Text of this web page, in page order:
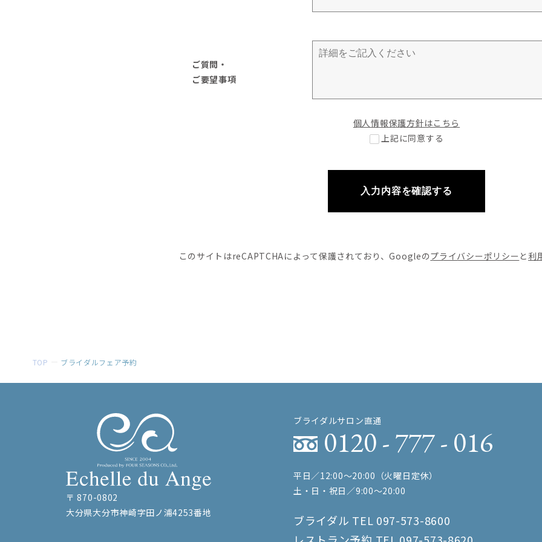
ご質問・
ご要望事項
個人情報保護方針はこちら
上記に同意する
入力内容を確認する
このサイトはreCAPTCHAによって保護されており、Googleのプライバシーポリシー と 利
TOP ブライダルフェア予約
〒 870-0802
大分県大分市神崎字田ノ浦4253番地
ブライダルサロン直通
0120 - 777 - 016
平日／12:00〜20:00（火曜日定休）
土・日・祝日／9:00〜20:00
ブライダル TEL 097-573-8600